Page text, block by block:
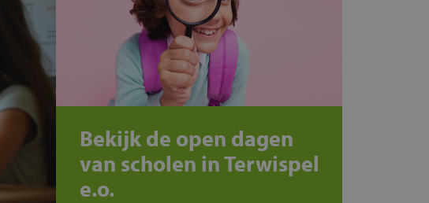
Bekijk de open dagen
van scholen in Terwispel
e.o.